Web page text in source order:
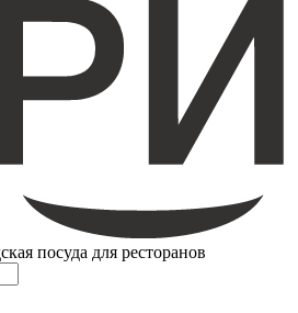
посуда для ресторанов